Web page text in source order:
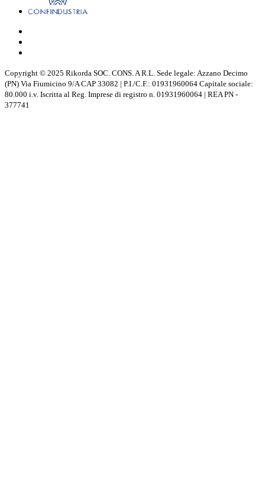
Copyright © 2025 Rikorda SOC. CONS. A R.L. Sede legale: Azzano Decimo
(PN) Via Fiumicino 9/A CAP 33082 | P.I./C.F.: 01931960064 Capitale sociale:
80.000 i.v. Iscritta al Reg. Imprese di registro n. 01931960064 | REA PN -
377741